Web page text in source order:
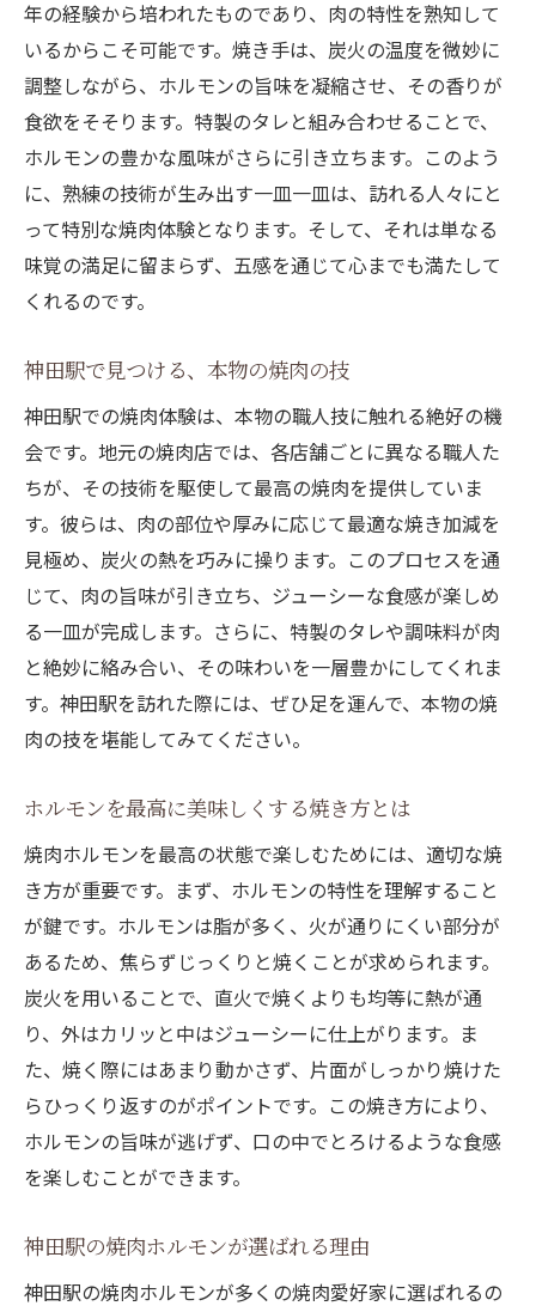
年の経験から培われたものであり、肉の特性を熟知して
いるからこそ可能です。焼き手は、炭火の温度を微妙に
調整しながら、ホルモンの旨味を凝縮させ、その香りが
食欲をそそります。特製のタレと組み合わせることで、
ホルモンの豊かな風味がさらに引き立ちます。このよう
に、熟練の技術が生み出す一皿一皿は、訪れる人々にと
って特別な焼肉体験となります。そして、それは単なる
味覚の満足に留まらず、五感を通じて心までも満たして
くれるのです。
神田駅で見つける、本物の焼肉の技
神田駅での焼肉体験は、本物の職人技に触れる絶好の機
会です。地元の焼肉店では、各店舗ごとに異なる職人た
ちが、その技術を駆使して最高の焼肉を提供していま
す。彼らは、肉の部位や厚みに応じて最適な焼き加減を
見極め、炭火の熱を巧みに操ります。このプロセスを通
じて、肉の旨味が引き立ち、ジューシーな食感が楽しめ
る一皿が完成します。さらに、特製のタレや調味料が肉
と絶妙に絡み合い、その味わいを一層豊かにしてくれま
す。神田駅を訪れた際には、ぜひ足を運んで、本物の焼
肉の技を堪能してみてください。
ホルモンを最高に美味しくする焼き方とは
焼肉ホルモンを最高の状態で楽しむためには、適切な焼
き方が重要です。まず、ホルモンの特性を理解すること
が鍵です。ホルモンは脂が多く、火が通りにくい部分が
あるため、焦らずじっくりと焼くことが求められます。
炭火を用いることで、直火で焼くよりも均等に熱が通
り、外はカリッと中はジューシーに仕上がります。ま
た、焼く際にはあまり動かさず、片面がしっかり焼けた
らひっくり返すのがポイントです。この焼き方により、
ホルモンの旨味が逃げず、口の中でとろけるような食感
を楽しむことができます。
神田駅の焼肉ホルモンが選ばれる理由
神田駅の焼肉ホルモンが多くの焼肉愛好家に選ばれるの